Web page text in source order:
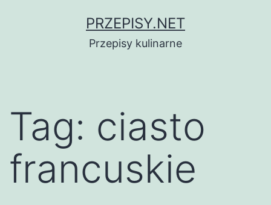
PRZEPISY.NET
Przepisy kulinarne
Tag: ciasto
francuskie